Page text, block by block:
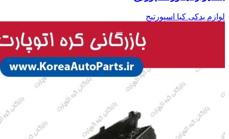
لوازم یدکی کیا اسپورتیج